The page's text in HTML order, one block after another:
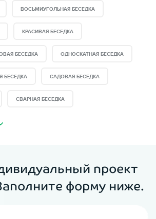
ВОСЬМИУГОЛЬНАЯ БЕСЕДКА
КРАСИВАЯ БЕСЕДКА
БЕСЕДКА ОДНОСКАТНАЯ БЕСЕДКА
БЕСЕДКА САДОВАЯ БЕСЕДКА
СВАРНАЯ БЕСЕДКА
проект
форму ниже.